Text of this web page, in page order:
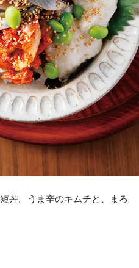
丼。うま辛のキムチと、まろ